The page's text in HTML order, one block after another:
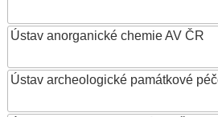
Ústav anorganické chemie AV ČR
Ústav archeologické památkové